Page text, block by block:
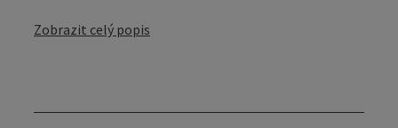
Zobrazit celý popis